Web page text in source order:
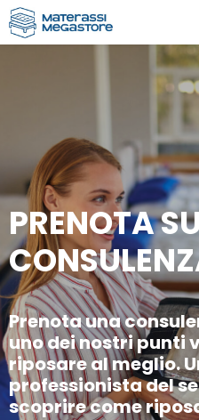
PRENOTA
Prenota una
uno dei nostri punti
riposare al meglio.
professionista del
scoprire come